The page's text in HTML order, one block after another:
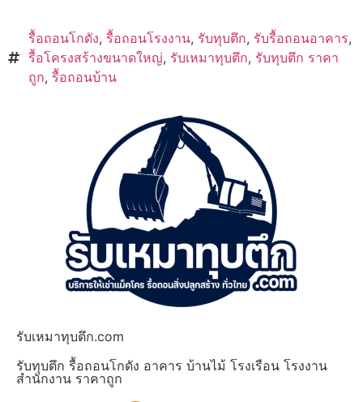
รื้อถอนโกดัง, รื้อถอนโรงงาน, รับทุบตึก, รับรื้อถอนอาคาร,
รื้อโครงสร้างขนาดใหญ่, รับเหมาทุบตึก, รับทุบตึก ราคา
ถูก, รื้อถอนบ้าน
รับเหมาทุบตึก.com
รับทุบตึก รื้อถอนโกดัง อาคาร บ้านไม้ โรงเรือน โรงงาน
สำนักงาน ราคาถูก